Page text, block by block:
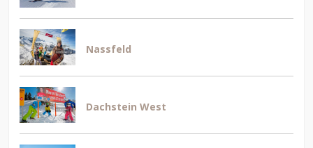
Nassfeld
Dachstein West